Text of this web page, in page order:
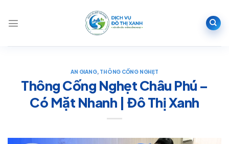
nội
AN GIANG, THÔNG CỐNG NGHẸT
Thông Cống Nghẹt Châu Phú –
Có Mặt Nhanh | Đô Thị Xanh